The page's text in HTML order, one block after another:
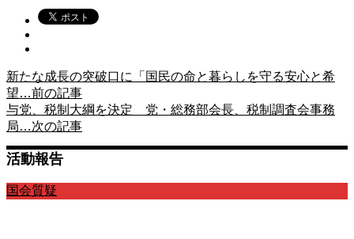
新たな成長の突破口に「国民の命と暮らしを守る安心と希
望…前の記事
与党、税制大綱を決定 党・総務部会長、税制調査会事務
局…次の記事
活動報告
国会質疑